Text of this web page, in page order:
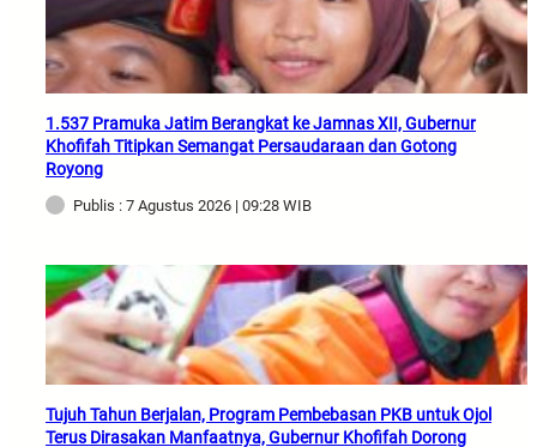
1.537 Pramuka Jatim Berangkat ke Jamnas XII, Gubernur
Khofifah Titipkan Semangat Persaudaraan dan Gotong
Royong
Publis : 7 Agustus 2026 | 09:28 WIB
Tujuh Tahun Berjalan, Program Pembebasan PKB untuk Ojol
Terus Dirasakan Manfaatnya, Gubernur Khofifah Dorong